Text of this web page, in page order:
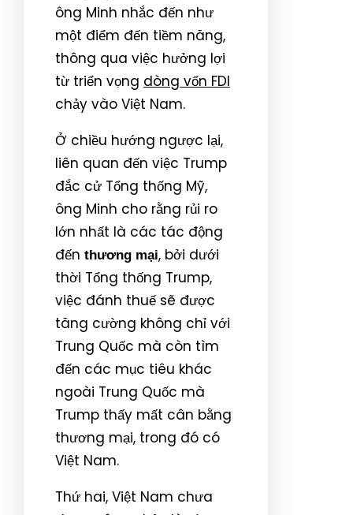
ông Minh nhắc đến như
một điểm đến tiềm năng,
thông qua việc hưởng lợi
từ triển vọng dòng vốn FDI
chảy vào Việt Nam.
Ở chiều hướng ngược lại,
liên quan đến việc Trump
đắc cử Tổng thống Mỹ,
ông Minh cho rằng rủi ro
lớn nhất là các tác động
đến thương mại, bởi dưới
thời Tổng thống Trump,
việc đánh thuế sẽ được
tăng cường không chỉ với
Trung Quốc mà còn tìm
đến các mục tiêu khác
ngoài Trung Quốc mà
Trump thấy mất cân bằng
thương mại, trong đó có
Việt Nam.
Thứ hai, Việt Nam chưa